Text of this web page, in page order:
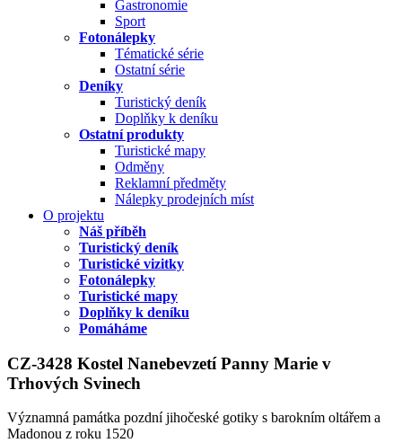
Gastronomie
Sport
Fotonálepky
Tématické série
Ostatní série
Deníky
Turistický deník
Doplňky k deníku
Ostatní produkty
Turistické mapy
Odměny
Reklamní předměty
Nálepky prodejních míst
O projektu
Náš příběh
Turistický deník
Turistické vizitky
Fotonálepky
Turistické mapy
Doplňky k deníku
Pomáháme
CZ-3428 Kostel Nanebevzetí Panny Marie v
Trhových Svinech
Významná památka pozdní jihočeské gotiky s barokním oltářem a
Madonou z roku 1520